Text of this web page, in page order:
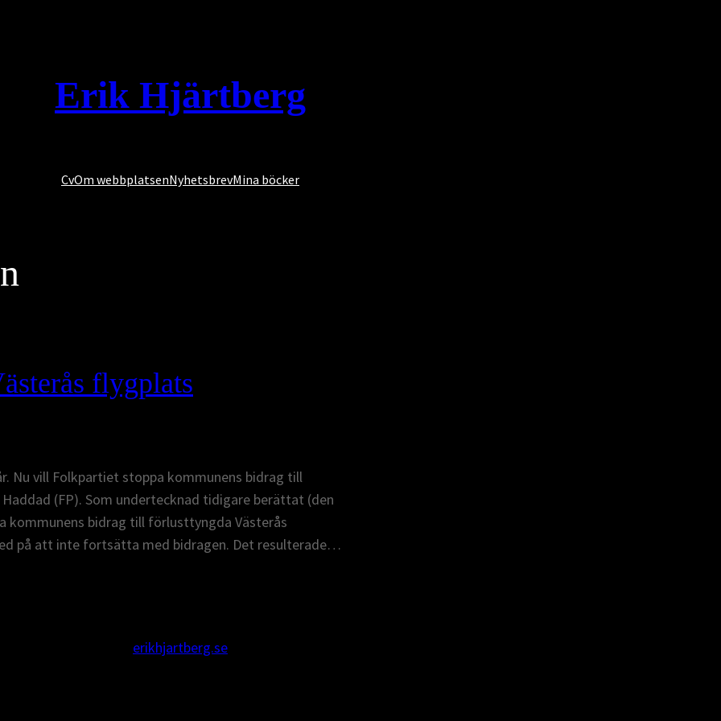
Erik Hjärtberg
CvOm webbplatsenNyhetsbrevMina böcker
flygplats
Nu vill Folkpartiet stoppa kommunens bidrag till
(FP). Som undertecknad tidigare berättat (den
kommunens bidrag till förlusttyngda Västerås
på att inte fortsätta med bidragen. Det resulterade…
erikhjartberg.se